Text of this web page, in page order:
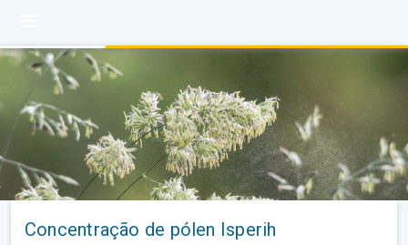
Concentração de pólen Isperih